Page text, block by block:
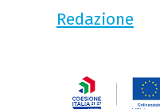
Redazione